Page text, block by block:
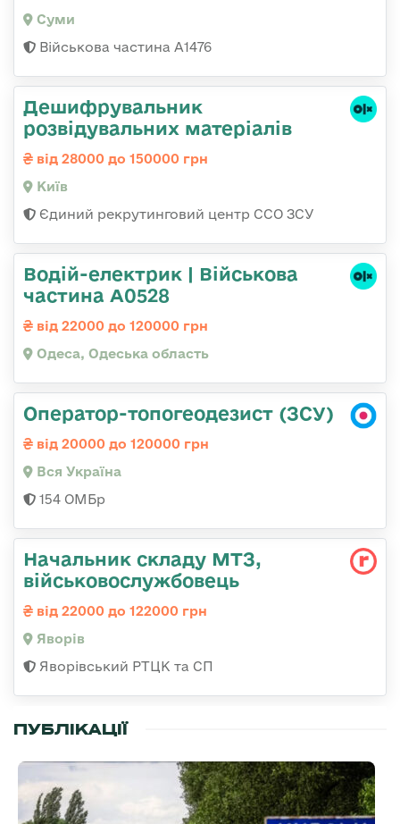
Суми
Військова частина А1476
Дешифрувальник
розвідувальних матеріалів
від 28000 до 150000 грн
Київ
Єдиний рекрутинговий центр ССО ЗСУ
Водій-електрик | Військова
частина А0528
від 22000 до 120000 грн
Одеса, Одеська область
Оператор-топогеодезист (ЗСУ)
від 20000 до 120000 грн
Вся Україна
154 ОМБр
Начальник складу МТЗ,
військовослужбовець
від 22000 до 122000 грн
Яворів
Яворівський РТЦК та СП
ПУБЛІКАЦІЇ